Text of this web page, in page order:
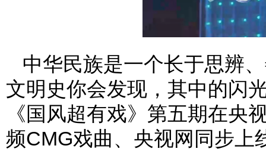
中华民族是一个长于思辨
文明史你会发现，其中的闪
《国风超有戏》第五期在央
频CMG戏曲、央视网同步上